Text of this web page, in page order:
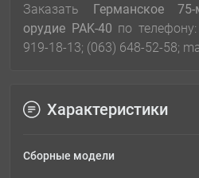
Заказать Германское
орудие PAK-40 по
919-18-13; (063) 648-52-58;
Характеристики
Сборные модели